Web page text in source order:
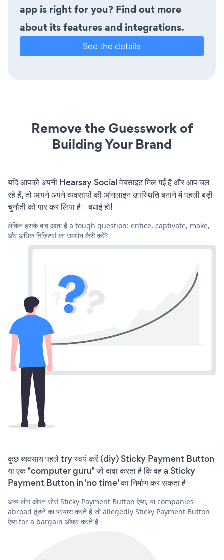
app is right for you? Find out more
about its features and integrations.
See the details
Remove the Guesswork of
Building Your Brand
यदि आपको अपनी Hearsay Social वेबसाइट मिल गई है और आप चल
रहे हैं, तो आपने अपने व्यवसायों की ऑनलाइन उपस्थिति बनाने में पहली बड़ी
चुनौती को पार कर लिया है। बधाई हो!
लेकिन इसके बाद आता है a tough question: entice, captivate, make,
और अधिक विज़िटर्स का समर्थन कैसे करें?
कुछ व्यवसाय पहले try स्वयं करें (diy) Sticky Payment Button
या एक "computer guru" जो दावा करता है कि वह a Sticky
Payment Button in 'no time' का निर्माण कर सकता है।
अन्य लोग ओपन सोर्स Sticky Payment Button ऐप्स, या companies
abroad ढूंढने का प्रयास करते हैं जो allegedly Sticky Payment Button
ऐप्स for a bargain ऑफ़र करते हैं।